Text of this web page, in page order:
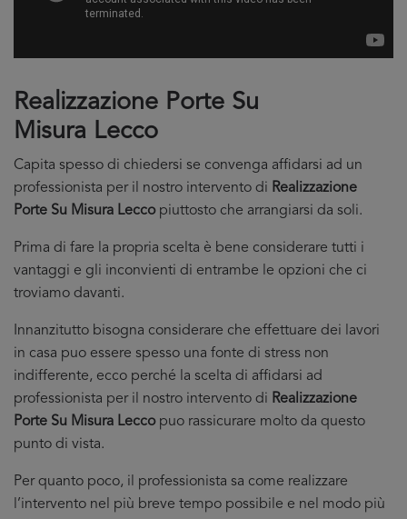
Realizzazione Porte Su
Misura Lecco
Capita spesso di chiedersi se convenga affidarsi ad un
professionista per il nostro intervento di Realizzazione
Porte Su Misura Leccopiuttosto che arrangiarsi da soli.
Prima di fare la propria scelta è bene considerare tutti i
vantaggi e gli inconvienti di entrambe le opzioni che ci
troviamo davanti.
Innanzitutto bisogna considerare che effettuare dei lavori
in casa puo essere spesso una fonte di stress non
indifferente, ecco perché la scelta di affidarsi ad
professionista per il nostro intervento di Realizzazione
Porte Su Misura Lecco puo rassicurare molto da questo
punto di vista.
Per quanto poco, il professionista sa come realizzare
l’intervento nel più breve tempo possibile e nel modo più